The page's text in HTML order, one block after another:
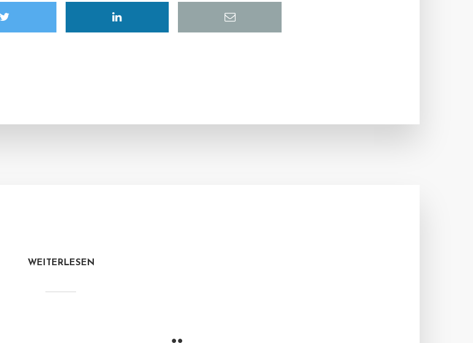
WEITERLESEN